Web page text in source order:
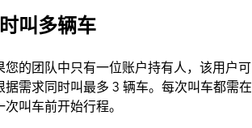
叫多辆车
您的团队中只有一位账户持有人，该用户可
据需求同时叫最多 3 辆车。每次叫车都需在
次叫车前开始行程。